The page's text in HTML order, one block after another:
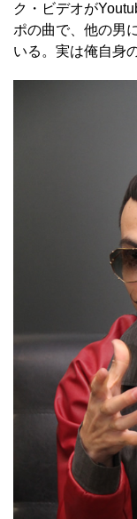
ク・ビデオが
ポの曲で、他の男
いる。実は俺自身